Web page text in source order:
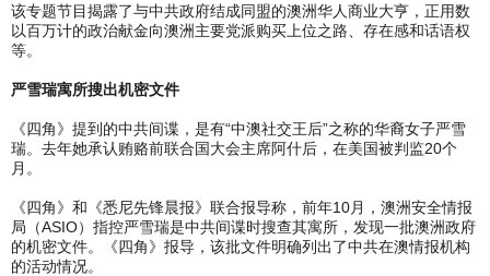
该专题节目揭露了与中共政府结成同盟的澳洲华人商业大亨，正用数
以百万计的政治献金向澳洲主要党派购买上位之路、存在感和话语权
等。
严雪瑞寓所搜出机密文件
《四角》提到的中共间谍，是有“中澳社交王后”之称的华裔女子严雪
瑞。去年她承认贿赂前联合国大会主席阿什后，在美国被判监20个
月。
《四角》和《悉尼先锋晨报》联合报导称，前年10月，澳洲安全情报
局（ASIO）指控严雪瑞是中共间谍时搜查其寓所，发现一批澳洲政府
的机密文件。《四角》报导，该批文件明确列出了中共在澳情报机构
的活动情况。